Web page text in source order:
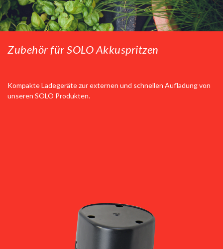
Zubehör für SOLO Akkuspritzen
Kompakte Ladegeräte zur externen und schnellen Aufladung von
unseren SOLO Produkten.